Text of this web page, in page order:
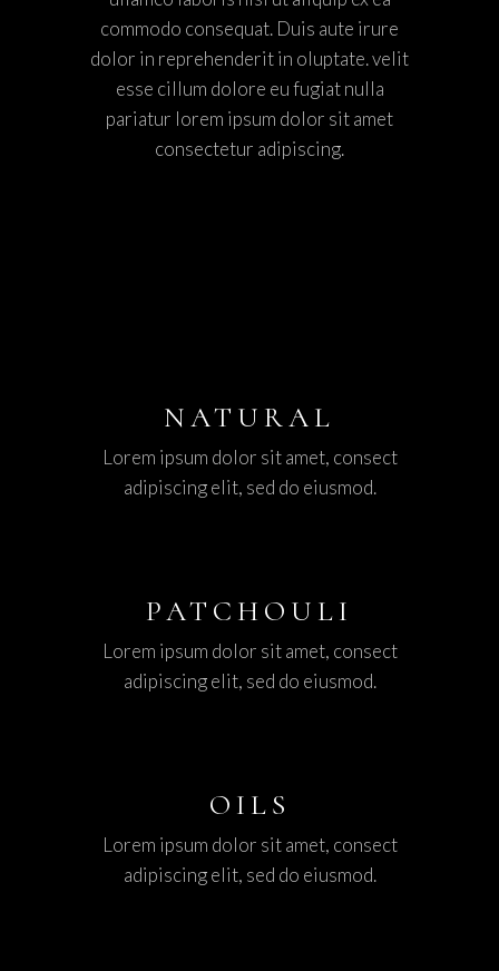
commodo consequat. Duis aute irure
dolor in reprehenderit in oluptate. velit
esse cillum dolore eu fugiat nulla
pariatur lorem ipsum dolor sit amet
consectetur adipiscing.
NATURAL
Lorem ipsum dolor sit amet, consect
adipiscing elit, sed do eiusmod.
PATCHOULI
Lorem ipsum dolor sit amet, consect
adipiscing elit, sed do eiusmod.
OILS
Lorem ipsum dolor sit amet, consect
adipiscing elit, sed do eiusmod.